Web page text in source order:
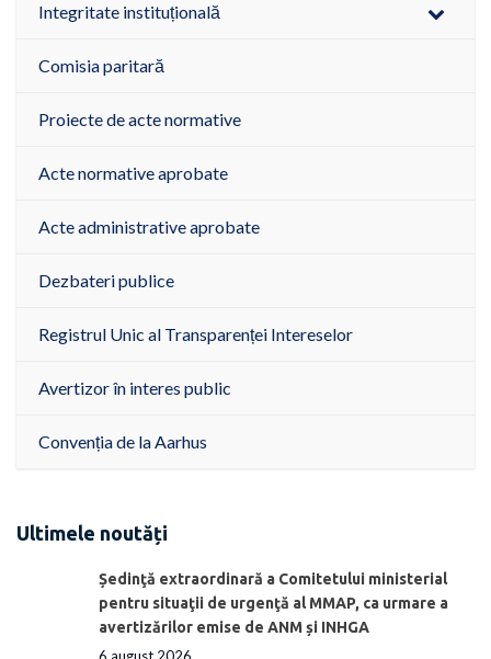
Integritate instituțională
Comisia paritară
Proiecte de acte normative
Acte normative aprobate
Acte administrative aprobate
Dezbateri publice
Registrul Unic al Transparenței Intereselor
Avertizor în interes public
Convenția de la Aarhus
Ultimele noutăți
Ședinţă extraordinară a Comitetului ministerial
pentru situaţii de urgenţă al MMAP, ca urmare a
avertizărilor emise de ANM și INHGA